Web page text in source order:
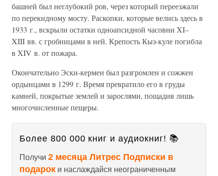
башней был неглубокий ров, через который переезжали
по перекидному мосту. Раскопки, которые велись здесь в
1933 г., вскрыли остатки одноапсидной часовни XI–
XIII вв. с гробницами в ней. Крепость Кыз-куле погибла
в XIV в. от пожара.
Окончательно Эски-кермен был разгромлен и сожжен
ордынцами в 1299 г. Время превратило его в груды
камней, покрытые землей и зарослями, пощадив лишь
многочисленные пещеры.
Более 800 000 книг и аудиокниг! 📚
Получи 2 месяца Литрес Подписки в
подарок и наслаждайся неограниченным